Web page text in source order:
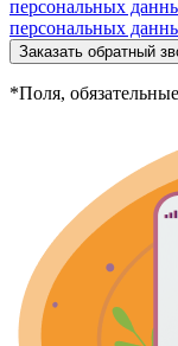
персональных
персональных
Заказать обратный
*Поля,